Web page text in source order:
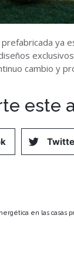
ya
cambio y
este
en las casas